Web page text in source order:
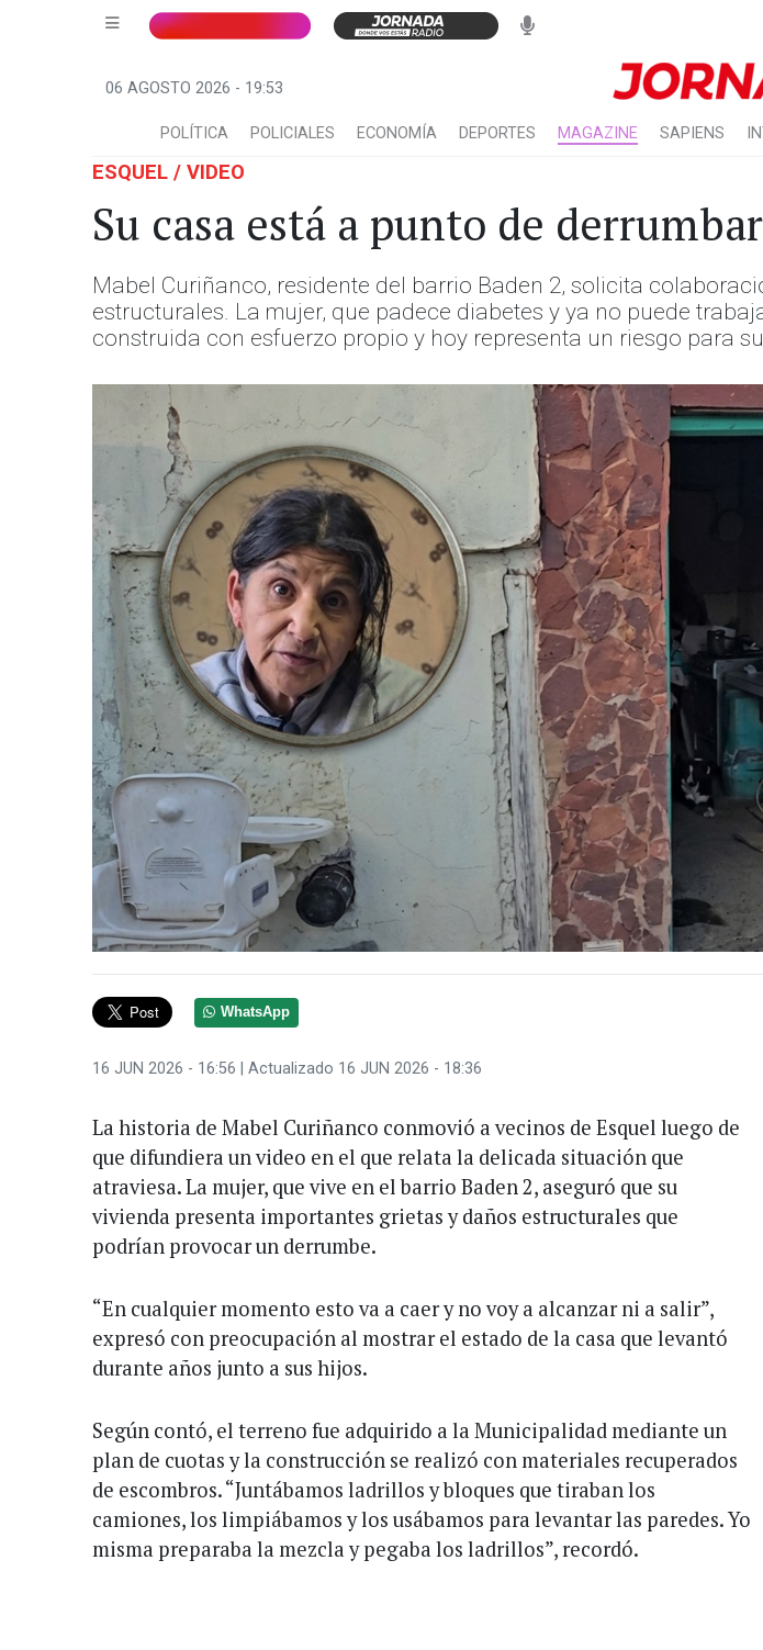
06 AGOSTO 2026 - 19:53
POLÍTICA POLICIALES ECONOMÍA DEPORTES MAGAZINE SAPIENS
ESQUEL / VIDEO
Su casa está a punto de
Mabel Curiñanco, residente del barrio Baden 2, solicita
estructurales. La mujer, que padece diabetes y ya no puede
construida con esfuerzo propio y hoy representa un riesgo para
WhatsApp
16 JUN 2026 - 16:56 | Actualizado 16 JUN 2026 - 18:36
La historia de Mabel Curiñanco conmovió a vecinos de Esquel luego de
que difundiera un video en el que relata la delicada situación que
atraviesa. La mujer, que vive en el barrio Baden 2, aseguró que su
vivienda presenta importantes grietas y daños estructurales que
podrían provocar un derrumbe.
“En cualquier momento esto va a caer y no voy a alcanzar ni a salir”,
expresó con preocupación al mostrar el estado de la casa que levantó
durante años junto a sus hijos.
Según contó, el terreno fue adquirido a la Municipalidad mediante un
plan de cuotas y la construcción se realizó con materiales recuperados
de escombros. “Juntábamos ladrillos y bloques que tiraban los
camiones, los limpiábamos y los usábamos para levantar las paredes. Yo
misma preparaba la mezcla y pegaba los ladrillos”, recordó.